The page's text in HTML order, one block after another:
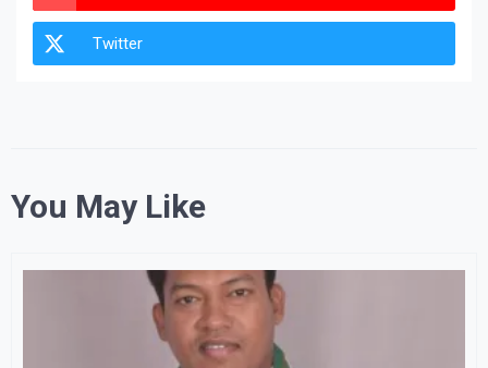
Twitter
You May Like